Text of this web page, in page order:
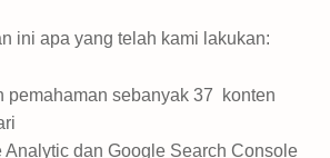
ini apa yang telah kami lakukan:
pemahaman sebanyak 37 konten
Analytic dan Google Search Console